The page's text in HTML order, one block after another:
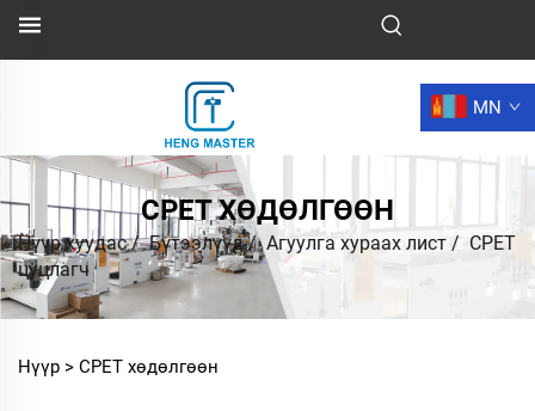
MN
CPET ХӨДӨЛГӨӨН
Нүүр хуудас/Бүтээлүүд/Агуулга хураах лист / CPET
цуцлагч
Нүүр > CPET хөдөлгөөн